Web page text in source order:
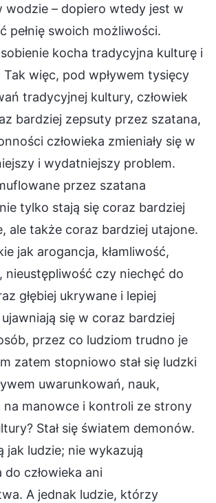
wodzie – dopiero wtedy jest w
pełnię swoich możliwości.
kocha tradycyjna kulturę i
więc, pod wpływem tysięcy
tradycyjnej kultury, człowiek
bardziej zepsuty przez szatana,
człowieka zmieniały się w
i wydatniejszy problem.
przez szatana
tylko stają się coraz bardziej
ale także coraz bardziej utajone.
jak arogancja, kłamliwość,
nieustępliwość czy niechęć do
głębiej ukrywane i lepiej
się w coraz bardziej
przez co ludziom trudno je
zatem stopniowo stał się ludzki
uwarunkowań, nauk,
na manowce i kontroli ze strony
Stał się światem demonów.
jak ludzie; nie wykazują
człowieka ani
A jednak ludzie, którzy